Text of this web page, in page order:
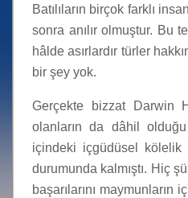
Batılıların birçok farklı
sonra anılır olmuştur. Bu
hâlde asırlardır türler
bir şey yok.
Gerçekte bizzat Darwin
olanların da dâhil olduğu
içindeki içgüdüsel kölelik
durumunda kalmıştı. Hiç
başarılarını maymunların